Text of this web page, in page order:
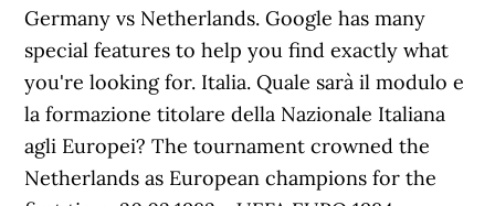
Germany vs Netherlands. Google has many
special features to help you find exactly what
you're looking for. Italia. Quale sarà il modulo e
la formazione titolare della Nazionale Italiana
agli Europei? The tournament crowned the
Netherlands as European champions for the